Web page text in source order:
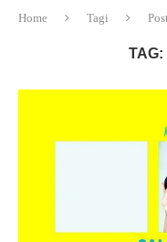
Home Tagi
TAG: